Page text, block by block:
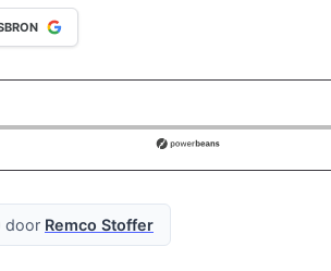
door Remco Stoffer